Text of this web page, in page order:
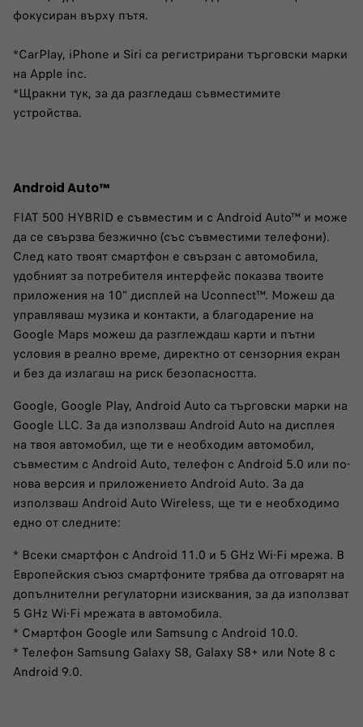
фокусиран върху пътя. ​
*CarPlay, iPhone и Siri са регистрирани търговски марки
на Apple inc.
*Щракни тук, за да разгледаш съвместимите
устройства.
Android Auto™
FIAT 500 HYBRID е съвместим и с Android Auto™ и може
да се свързва безжично (със съвместими телефони).
След като твоят смартфон е свързан с автомобила,
удобният за потребителя интерфейс показва твоите
приложения на 10" дисплей на Uconnect™. Можеш да
управляваш музика и контакти, а благодарение на
Google Maps можеш да разглеждаш карти и пътни
условия в реално време, директно от сензорния екран
и без да излагаш на риск безопасността.
Google, Google Play, Android Auto са търговски марки на
Google LLC. За да използваш Android Auto на дисплея
на твоя автомобил, ще ти е необходим автомобил,
съвместим с Android Auto, телефон с Android 5.0 или по-
нова версия и приложението Android Auto. За да
използваш Android Auto Wireless, ще ти е необходимо
едно от следните:
* Всеки смартфон с Android 11.0 и 5 GHz Wi-Fi мрежа. В
Европейския съюз смартфоните трябва да отговарят на
допълнителни регулаторни изисквания, за да използват
5 GHz Wi-Fi мрежата в автомобила.
* Смартфон Google или Samsung с Android 10.0.
* Телефон Samsung Galaxy S8, Galaxy S8+ или Note 8 с
Android 9.0.